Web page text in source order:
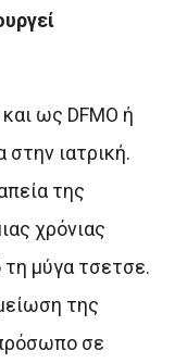
ως DFMO ή
στην ιατρική.
της
χρόνιας
τη μύγα τσετσε.
της
σε